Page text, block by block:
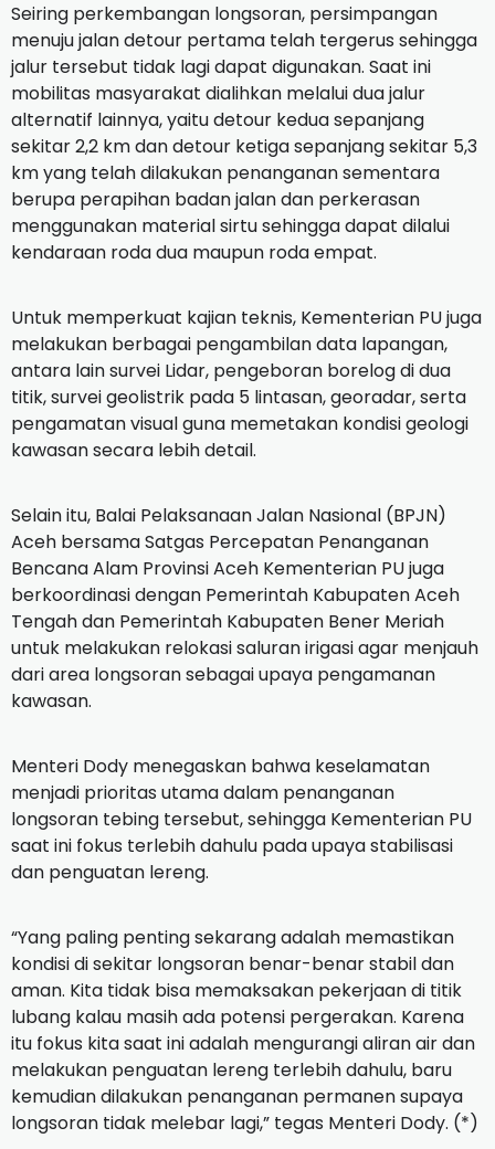
Seiring perkembangan longsoran, persimpangan
menuju jalan detour pertama telah tergerus sehingga
jalur tersebut tidak lagi dapat digunakan. Saat ini
mobilitas masyarakat dialihkan melalui dua jalur
alternatif lainnya, yaitu detour kedua sepanjang
sekitar 2,2 km dan detour ketiga sepanjang sekitar 5,3
km yang telah dilakukan penanganan sementara
berupa perapihan badan jalan dan perkerasan
menggunakan material sirtu sehingga dapat dilalui
kendaraan roda dua maupun roda empat.
Untuk memperkuat kajian teknis, Kementerian PU juga
melakukan berbagai pengambilan data lapangan,
antara lain survei Lidar, pengeboran borelog di dua
titik, survei geolistrik pada 5 lintasan, georadar, serta
pengamatan visual guna memetakan kondisi geologi
kawasan secara lebih detail.
Selain itu, Balai Pelaksanaan Jalan Nasional (BPJN)
Aceh bersama Satgas Percepatan Penanganan
Bencana Alam Provinsi Aceh Kementerian PU juga
berkoordinasi dengan Pemerintah Kabupaten Aceh
Tengah dan Pemerintah Kabupaten Bener Meriah
untuk melakukan relokasi saluran irigasi agar menjauh
dari area longsoran sebagai upaya pengamanan
kawasan.
Menteri Dody menegaskan bahwa keselamatan
menjadi prioritas utama dalam penanganan
longsoran tebing tersebut, sehingga Kementerian PU
saat ini fokus terlebih dahulu pada upaya stabilisasi
dan penguatan lereng.
“Yang paling penting sekarang adalah memastikan
kondisi di sekitar longsoran benar-benar stabil dan
aman. Kita tidak bisa memaksakan pekerjaan di titik
lubang kalau masih ada potensi pergerakan. Karena
itu fokus kita saat ini adalah mengurangi aliran air dan
melakukan penguatan lereng terlebih dahulu, baru
kemudian dilakukan penanganan permanen supaya
longsoran tidak melebar lagi,” tegas Menteri Dody. (*)